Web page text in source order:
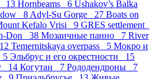
13 Hornbeams 6 Ushakov’s Balka
8 Adyl-Su Gorge 27 Boats on
Kefalo Vrisi 9 GRES settlement
Don 38 Мозаичные панно 7 River
Temernitskaya overpass 5 Мокро и
5 Эльбрус и его окрестности 15
14 Когутаи 7 Рододендроны 7